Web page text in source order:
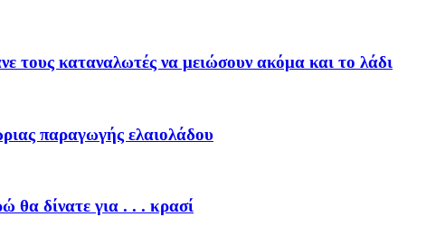
τους καταναλωτές να μειώσουν ακόμα και το λάδι
παραγωγής ελαιολάδου
θα δίνατε για . . . κρασί